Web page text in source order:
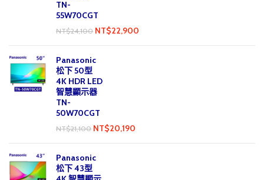
TN-
55W70CGT
NT$24,100 NT$22,900
Panasonic
松下 50型
4K HDR LED
智慧顯示器
TN-
50W70CGT
NT$21,100 NT$20,190
Panasonic
松下 43型